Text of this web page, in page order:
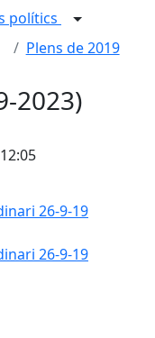
polítics
Plens de 2019
2023)
26-9-19
26-9-19